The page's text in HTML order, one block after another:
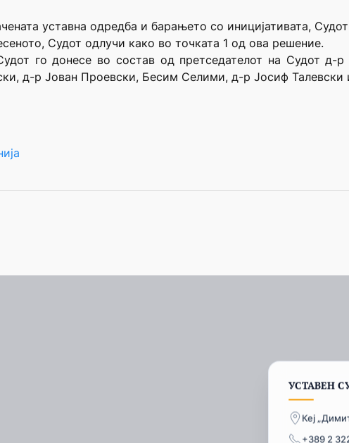
уставна одредба и барањето со иницијативата,
Судот одлучи како во точката 1 од ова решение.
го донесе во состав од претседателот на Судот
д-р Јован Проевски, Бесим Селими, д-р Јосиф
УСТАВЕН
Кеј
+389 2